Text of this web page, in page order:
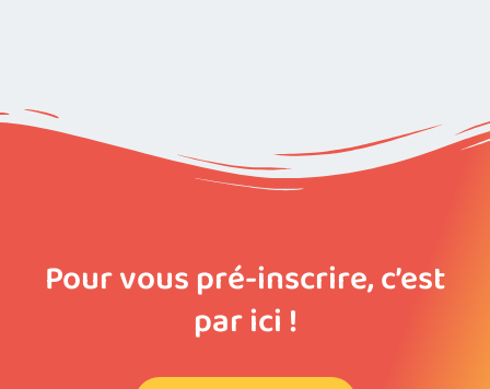
Pour vous pré-inscrire, c’est
par ici !